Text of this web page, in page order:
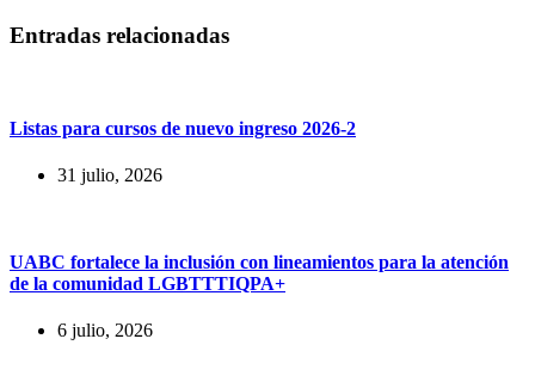
Entradas relacionadas
Listas para cursos de nuevo ingreso 2026-2
31 julio, 2026
UABC fortalece la inclusión con lineamientos para la atención
de la comunidad LGBTTTIQPA+
6 julio, 2026